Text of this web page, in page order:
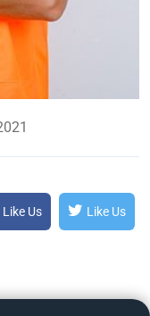
Like Us Like Us